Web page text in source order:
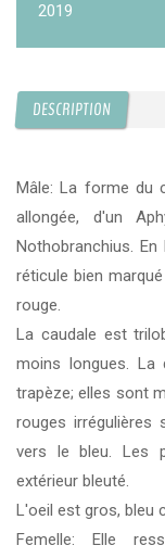
2019
DESCRIPTION
Mâle: La forme du
allongée, d'un
Nothobranchius.
réticule bien
rouge.
La caudale est
moins longues.
trapèze; elles sont
rouges
vers le bleu. Les
extérieur bleuté.
L'oeil est gros, bleu
Femelle: Elle